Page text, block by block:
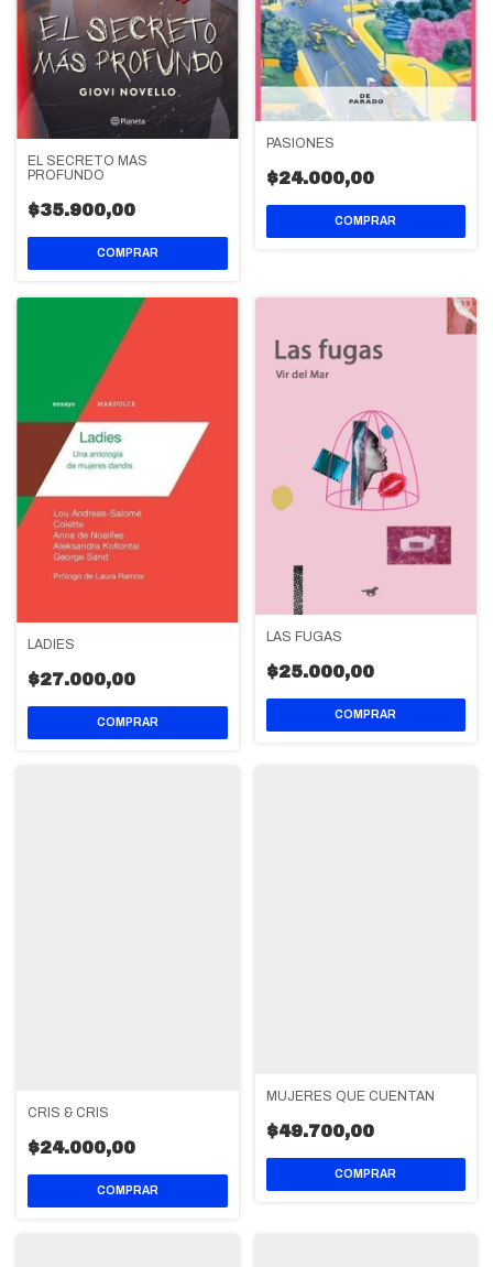
EL SECRETO MÁS
PROFUNDO
$35.900,00
PASIONES
$24.000,00
LADIES
$27.000,00
LAS FUGAS
$25.000,00
CRIS & CRIS
$24.000,00
MUJERES QUE CUENTAN
$49.700,00